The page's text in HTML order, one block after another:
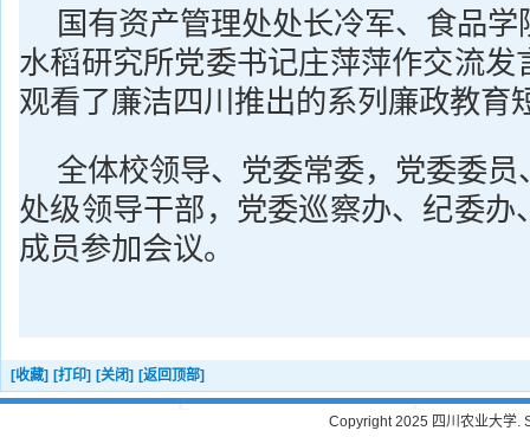
国有资产管理处处长冷军、食品
水稻研究所党委书记庄萍萍作交流发
观看了廉洁四川推出的系列廉政教育
全体校领导、党委常委，党委委
处级领导干部，党委巡察办、纪委办
成员参加会议。
[收藏] [打印] [关闭] [返回顶部]
Copyright 2025 四川农业大学.